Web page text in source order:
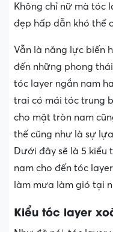
Không chỉ nữ mà tóc
đẹp hấp dẫn khó thể
Vẫn là năng lực biến
đến những phong
tóc layer ngắn nam
trai có mái tóc trung
cho mặt tròn nam
thế cũng như là sự
Dưới đây sẽ là 5 kiểu
nam cho đến tóc
làm mưa làm gió tại
Kiểu tóc layer